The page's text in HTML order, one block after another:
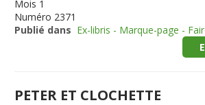
Mois 1
Numéro 2371
Publié dans Ex-libris - Marque-page -
PETER ET CLOCHETTE